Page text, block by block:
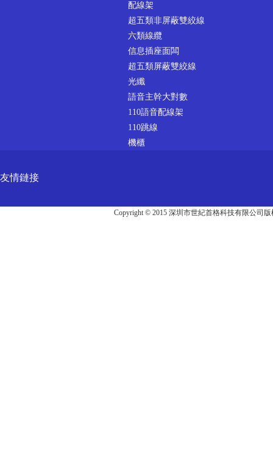
配線架
超五類非屏蔽雙絞線
六類線纜
信息插座面闆
超五類屏蔽雙絞線
光纖
語音主幹大對數
110語音配線架
110跳線
機櫃
友情鏈接
Copyright © 2015 深圳市世紀首格科技有限公司